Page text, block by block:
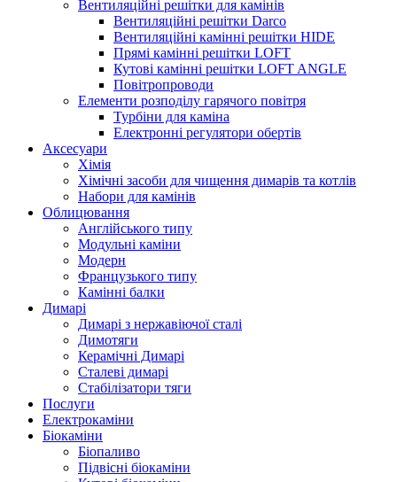
Вентиляційні решітки для камінів
Вентиляційні решітки Darco
Вентиляційні камінні решітки HIDE
Прямі камінні решітки LOFT
Кутові камінні решітки LOFT ANGLE
Повітропроводи
Елементи розподілу гарячого повітря
Турбіни для каміна
Електронні регулятори обертів
Аксесуари
Хімія
Хімічні засоби для чищення димарів та котлів
Набори для камінів
Облицювання
Англійського типу
Модульні каміни
Модерн
Французького типу
Камінні балки
Димарі
Димарі з нержавіючої сталі
Димотяги
Керамічні Димарі
Сталеві димарі
Стабілізатори тяги
Послуги
Електрокаміни
Біокаміни
Біопаливо
Підвісні біокаміни